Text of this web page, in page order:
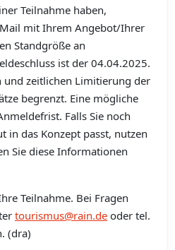
Teilnahme haben,
mit Ihrem Angebot/Ihrer
Standgröße an
ist der 04.04.2025.
zeitlichen Limitierung der
begrenzt. Eine mögliche
Falls Sie noch
in das Konzept passt, nutzen
Sie diese Informationen
Teilnahme. Bei Fragen
tourismus@rain.de oder tel.
(dra)